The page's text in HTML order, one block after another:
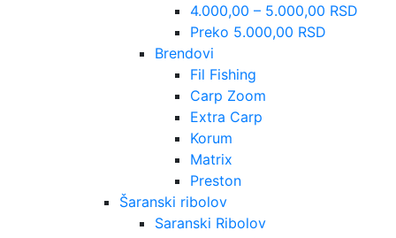
4.000,00 – 5.000,00 RSD
Preko 5.000,00 RSD
Brendovi
Fil Fishing
Carp Zoom
Extra Carp
Korum
Matrix
Preston
Šaranski ribolov
Saranski Ribolov